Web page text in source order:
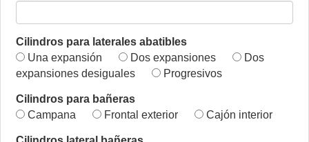
Cilindros para laterales abatibles
Una expansión
Dos expansiones
expansiones desiguales
Cilindros para bañeras
Campana
Frontal exterior Cajón interior